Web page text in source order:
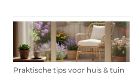
Praktische tips voor huis & tuin